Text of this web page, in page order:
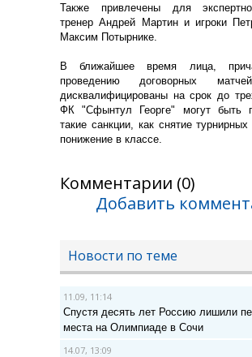
Также привлечены для
тренер Андрей Мартин и игроки
Максим Потырнике.
В ближайшее время лица,
проведению договорных
дисквалифицированы на срок до
ФК "Сфынтул Георге" могут быть
такие санкции, как снятие
понижение в классе.
Комментарии (0)
Добавить
Новости по теме
11.09, 11:14
Спустя десять лет Россию лишили
места на Олимпиаде в Сочи
14.07, 13:09